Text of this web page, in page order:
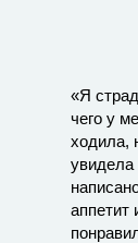
«Я
чего у
ходила,
увидела
аппетит